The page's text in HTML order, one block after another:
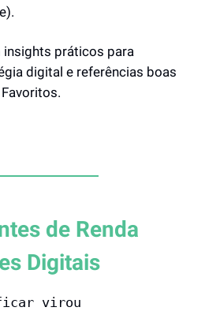
insights práticos para
digital e referências boas
de Renda
Digitais
virou